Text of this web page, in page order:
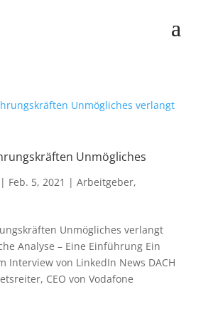
Unmögliches
| Feb. 5, 2021 | Arbeitgeber,
Unmögliches verlangt
Analyse – Eine Einführung Ein
Interview von LinkedIn News DACH
CEO von Vodafone